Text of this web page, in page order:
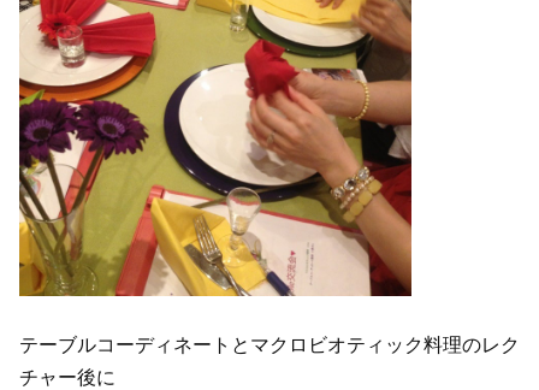
テーブルコーディネートとマクロビオティック料理のレク
チャー後に